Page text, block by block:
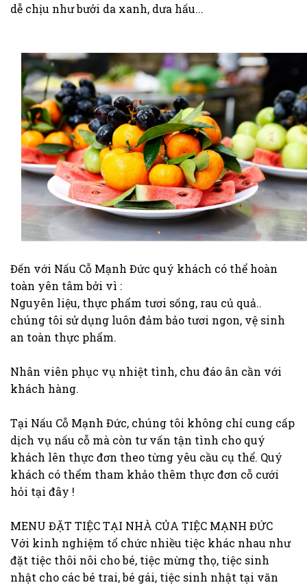
dễ chịu như bưởi da xanh, dưa hấu...
Đến với Nấu Cỗ Mạnh Đức quý khách có thể hoàn
toàn yên tâm bởi vì :
Nguyên liệu, thực phẩm tươi sống, rau củ quả..
chúng tôi sử dụng luôn đảm bảo tươi ngon, vệ sinh
an toàn thực phẩm.
Nhân viên phục vụ nhiệt tình, chu đáo ân cần với
khách hàng.
Tại Nấu Cỗ Mạnh Đức, chúng tôi không chỉ cung cấp
dịch vụ nấu cỗ mà còn tư vấn tận tình cho quý
khách lên thực đơn theo từng yêu cầu cụ thể. Quý
khách có thểm tham khảo thêm thực đơn cỗ cưới
hỏi tại đây !
MENU ĐẶT TIỆC TẠI NHÀ CỦA TIỆC MẠNH ĐỨC
Với kinh nghiệm tổ chức nhiều tiệc khác nhau như
đặt tiệc thôi nôi cho bé, tiệc mừng thọ, tiệc sinh
nhật cho các bé trai, bé gái, tiệc sinh nhật tại văn